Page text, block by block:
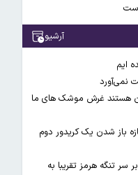
آرشیو
ایم
نمی‌آورد
هستند غرش موشک های ما
باز شدن یک کریدور دوم
سر تنگه هرمز تقریبا به